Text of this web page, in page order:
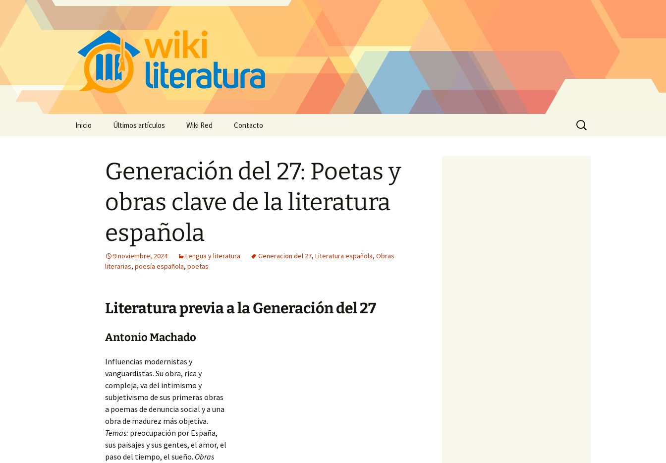
Inicio Últimos artículos Wiki Red Contacto
Buscar:
Generación del 27: Poetas y
obras clave de la literatura
española
9 noviembre, 2024 Lengua y literatura Generacion del 27, Literatura española, Obras
literarias, poesía española, poetas
Literatura previa a la Generación del 27
Antonio Machado
Influencias modernistas y
vanguardistas. Su obra, rica y
compleja, va del intimismo y
subjetivismo de sus primeras obras
a poemas de denuncia social y a una
obra de madurez más objetiva.
Temas: preocupación por España,
sus paisajes y sus gentes, el amor, el
paso del tiempo, el sueño. Obras